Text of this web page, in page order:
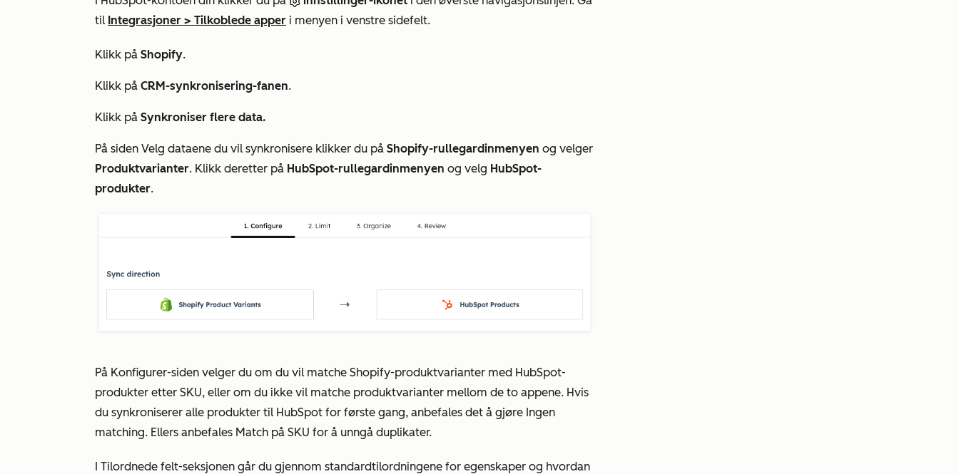
til Integrasjoner > Tilkoblede apper i menyen i venstre sidefelt.
Klikk på Shopify.
Klikk på CRM-synkronisering-fanen.
Klikk på Synkroniser flere data.
På siden Velg dataene du vil synkronisere klikker du på Shopify-rullegardinmenyen og velger
Produktvarianter. Klikk deretter på HubSpot-rullegardinmenyen og velg HubSpot-
produkter.
På Konfigurer-siden velger du om du vil matche Shopify-produktvarianter med HubSpot-
produkter etter SKU, eller om du ikke vil matche produktvarianter mellom de to appene. Hvis
du synkroniserer alle produkter til HubSpot for første gang, anbefales det å gjøre Ingen
matching. Ellers anbefales Match på SKU for å unngå duplikater.
I Tilordnede felt-seksjonen går du gjennom standardtilordningene for egenskaper og hvordan